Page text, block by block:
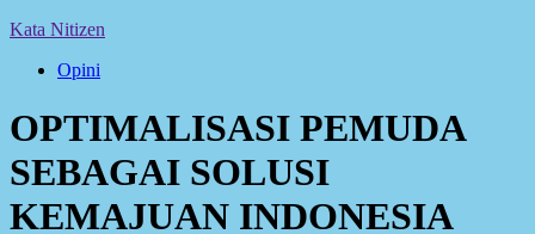
Kata Nitizen
Opini
OPTIMALISASI PEMUDA
SEBAGAI SOLUSI
KEMAJUAN INDONESIA